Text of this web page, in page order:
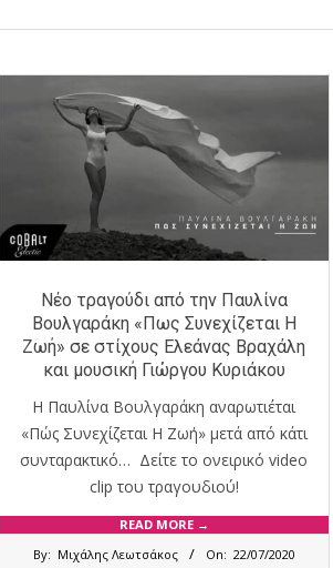
Νέο τραγούδι από την Παυλίνα
Βουλγαράκη «Πως Συνεχίζεται Η
Ζωή» σε στίχους Ελεάνας Βραχάλη
και μουσική Γιώργου Κυριάκου
Η Παυλίνα Βουλγαράκη αναρωτιέται
«Πώς Συνεχίζεται Η Ζωή» μετά από κάτι
συνταρακτικό… Δείτε το ονειρικό video
clip του τραγουδιού!
READ MORE →
By: Μιχάλης Λεωτσάκος On: 22/07/2020